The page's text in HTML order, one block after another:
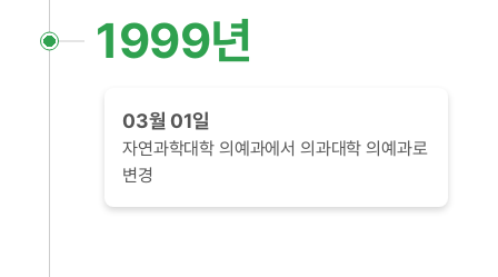
1999년
03월 01일
자연과학대학 의예과에서 의과대학 의예과로
변경